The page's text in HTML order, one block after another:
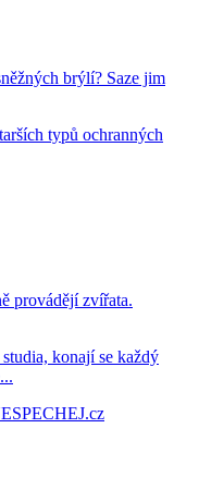
brýlí? Saze jim
typů ochranných
provádějí zvířata.
konají se každý